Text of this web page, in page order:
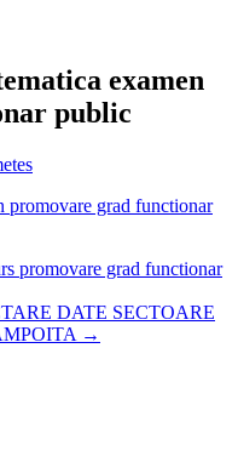
examen
public
promovare grad functionar
promovare grad functionar
DATE SECTOARE
→